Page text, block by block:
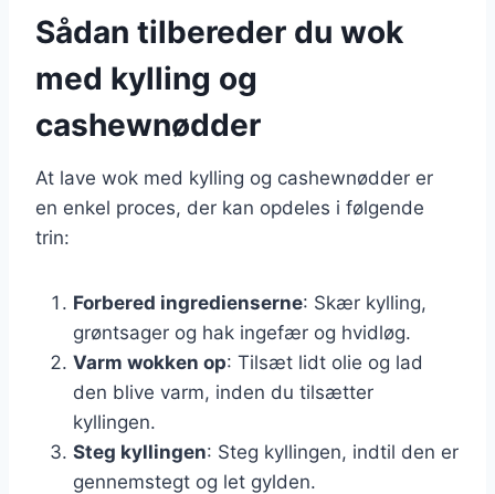
Sådan tilbereder du wok
med kylling og
cashewnødder
At lave wok med kylling og cashewnødder er
en enkel proces, der kan opdeles i følgende
trin:
Forbered ingredienserne: Skær kylling,
grøntsager og hak ingefær og hvidløg.
Varm wokken op: Tilsæt lidt olie og lad
den blive varm, inden du tilsætter
kyllingen.
Steg kyllingen: Steg kyllingen, indtil den er
gennemstegt og let gylden.